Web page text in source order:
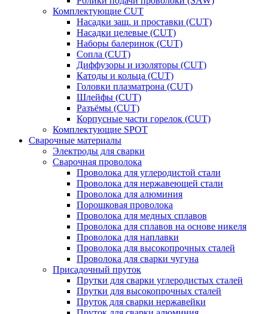
Комплектующие CUT
Насадки защ. и проставки (CUT)
Насадки целевые (CUT)
Наборы балеринок (CUT)
Сопла (CUT)
Диффузоры и изоляторы (CUT)
Катоды и кольца (CUT)
Головки плазматрона (CUT)
Шлейфы (CUT)
Разъёмы (CUT)
Корпусные части горелок (CUT)
Комплектующие SPOT
Сварочные материалы
Электроды для сварки
Сварочная проволока
Проволока для углеродистой стали
Проволока для нержавеющей стали
Проволока для алюминия
Порошковая проволока
Проволока для медных сплавов
Проволока для сплавов на основе никеля
Проволока для наплавки
Проволока для высокопрочных сталей
Проволока для сварки чугуна
Присадочный пруток
Прутки для сварки углеродистых сталей
Прутки для высокопрочных сталей
Пруток для сварки нержавейки